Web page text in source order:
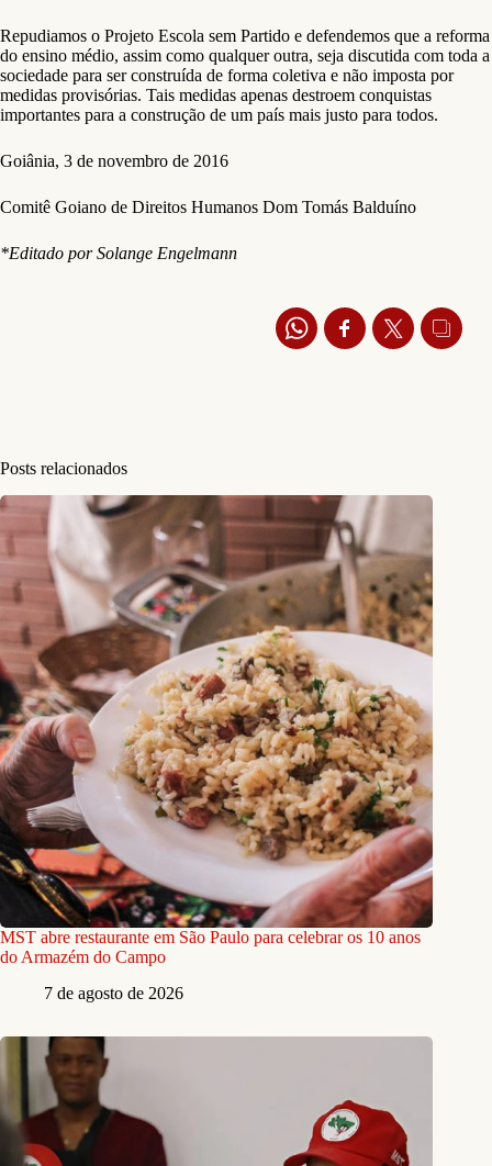
Repudiamos o Projeto Escola sem Partido e defendemos que a reforma
do ensino médio, assim como qualquer outra, seja discutida com toda a
sociedade para ser construída de forma coletiva e não imposta por
medidas provisórias. Tais medidas apenas destroem conquistas
importantes para a construção de um país mais justo para todos.
Goiânia, 3 de novembro de 2016
Comitê Goiano de Direitos Humanos Dom Tomás Balduíno
*Editado por Solange Engelmann
Posts relacionados
MST abre restaurante em São Paulo para celebrar os 10 anos
do Armazém do Campo
7 de agosto de 2026